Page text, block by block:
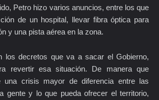
Petro hizo varios anuncios, entre los que
de un hospital, llevar fibra óptica para
y una pista aérea en la zona.
los decretos que va a sacar el Gobierno,
revertir esa situación. De manera que
una crisis mayor de diferencia entre las
gente y lo que pueda ofrecer el territorio,